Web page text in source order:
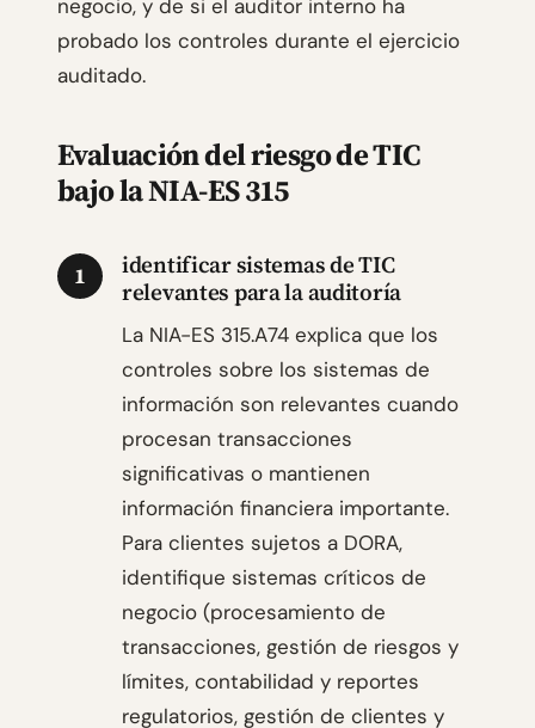
negocio, y de si el auditor interno ha
probado los controles durante el ejercicio
auditado.
Evaluación del riesgo de TIC
bajo la NIA-ES 315
1
identificar sistemas de TIC
relevantes para la auditoría
La NIA-ES 315.A74 explica que los
controles sobre los sistemas de
información son relevantes cuando
procesan transacciones
significativas o mantienen
información financiera importante.
Para clientes sujetos a DORA,
identifique sistemas críticos de
negocio (procesamiento de
transacciones, gestión de riesgos y
límites, contabilidad y reportes
regulatorios, gestión de clientes y